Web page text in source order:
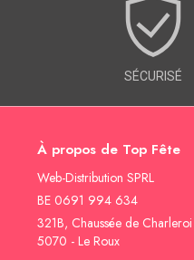
SÉCURISÉ
À propos de Top Fête
Web-Distribution SPRL
BE 0691 994 634
321B, Chaussée de Charleroi
5070 - Le Roux